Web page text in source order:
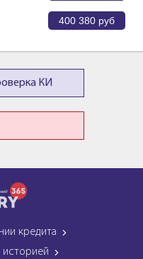
400 380 руб
КИ
кредита
историей